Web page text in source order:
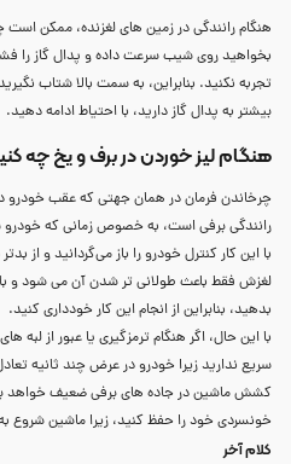
هنگام رانندگی در زمین های لغزنده، ممکن
بخواهید روی شیب سرعت داده و پدال گاز را
تجربه نکنید. بنابراین، به سمت بالا شتاب
بیشتر به پدال گاز دارید، با احتیاط ادامه دهید.
هنگام لیز خوردن در برف و یخ چه
چرخاندن فرمان در همان جهتی که عقب خودرو
رانندگی برفی است، به خصوص زمانی که
با این کار کنترل خودرو را باز می‌گردانید و از
لغزش فقط باعث طولانی تر شدن آن می شود و
بدهید، بنابراین از انجام این کار خودداری کنید.
با این حال، اگر هنگام ترمزگیری یا عبور از
سریع ندارید زیرا خودرو در عرض چند ثانیه
کشش ماشین در جاده های برفی ضعیف خواهد
خونسردی خود را حفظ کنید، زیرا ماشین شروع
کلام آخر